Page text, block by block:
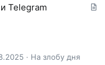
С
Telegram
На злобу дня